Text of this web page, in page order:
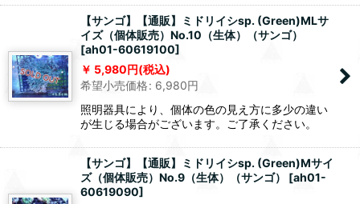
【サンゴ】【通販】ミドリイシsp. (Green)MLサ
イズ（個体販売）No.10（生体）（サンゴ）
[ah01-60619100]
5,980円(税込)
希望小売価格: 6,980円
照明器具により、個体の色の見え方に多少の違い
が生じる場合がございます。ご了承ください。
【サンゴ】【通販】ミドリイシsp. (Green)Mサイ
ズ（個体販売）No.9（生体）（サンゴ）
[ah01-
60619090]